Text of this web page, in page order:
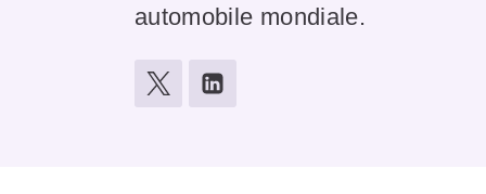
automobile mondiale.